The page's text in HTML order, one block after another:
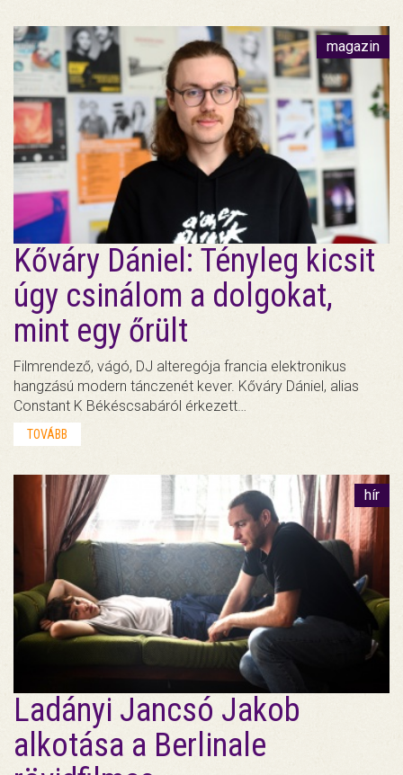
magazin
Kőváry Dániel: Tényleg kicsit
úgy csinálom a dolgokat,
mint egy őrült
Filmrendező, vágó, DJ alteregója francia elektronikus
hangzású modern tánczenét kever. Kőváry Dániel, alias
Constant K Békéscsabáról érkezett…
TOVÁBB
hír
Ladányi Jancsó Jakob
alkotása a Berlinale